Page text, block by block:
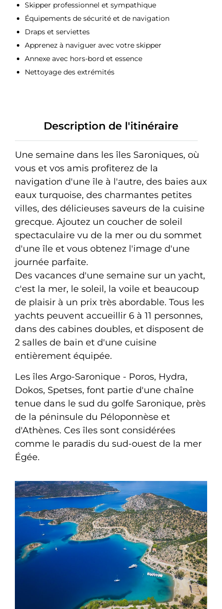
Skipper professionnel et sympathique
Équipements de sécurité et de navigation
Draps et serviettes
Apprenez à naviguer avec votre skipper
Annexe avec hors-bord et essence
Nettoyage des extrémités
Description de l'itinéraire
Une semaine dans les îles Saroniques, où
vous et vos amis profiterez de la
navigation d'une île à l'autre, des baies aux
eaux turquoise, des charmantes petites
villes, des délicieuses saveurs de la cuisine
grecque. Ajoutez un coucher de soleil
spectaculaire vu de la mer ou du sommet
d'une île et vous obtenez l'image d'une
journée parfaite.
Des vacances d'une semaine sur un yacht,
c'est la mer, le soleil, la voile et beaucoup
de plaisir à un prix très abordable. Tous les
yachts peuvent accueillir 6 à 11 personnes,
dans des cabines doubles, et disposent de
2 salles de bain et d'une cuisine
entièrement équipée.
Les îles Argo-Saronique - Poros, Hydra,
Dokos, Spetses, font partie d'une chaîne
tenue dans le sud du golfe Saronique, près
de la péninsule du Péloponnèse et
d'Athènes. Ces îles sont considérées
comme le paradis du sud-ouest de la mer
Égée.